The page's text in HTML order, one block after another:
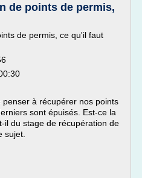
de points de permis,
de permis, ce qu'il faut
à récupérer nos points
sont épuisés. Est-ce la
il du stage de récupération de
sujet.